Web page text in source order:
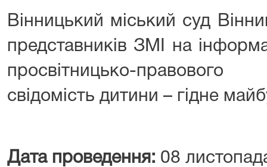
Вінницький міський суд
представників ЗМІ на
просвітницько-
свідомість дитини – гідне
Дата проведення: 08